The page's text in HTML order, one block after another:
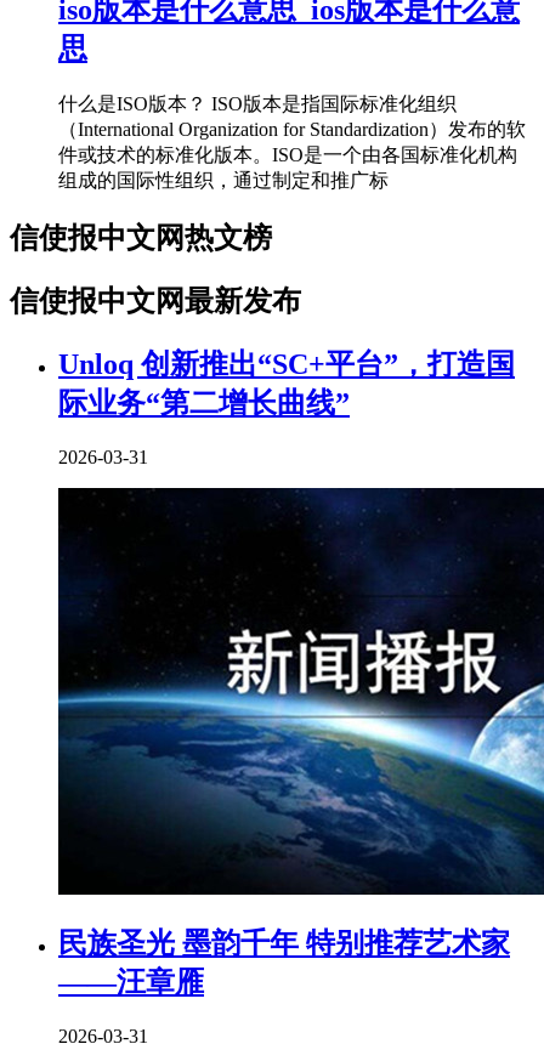
iso版本是什么意思_ios版本是什么意
思
什么是ISO版本？ ISO版本是指国际标准化组织
（International Organization for Standardization）发布的软
件或技术的标准化版本。ISO是一个由各国标准化机构
组成的国际性组织，通过制定和推广标
信使报中文网热文榜
信使报中文网最新发布
Unloq 创新推出“SC+平台”，打造国
际业务“第二增长曲线”
2026-03-31
民族圣光 墨韵千年 特别推荐艺术家
——汪章雁
2026-03-31